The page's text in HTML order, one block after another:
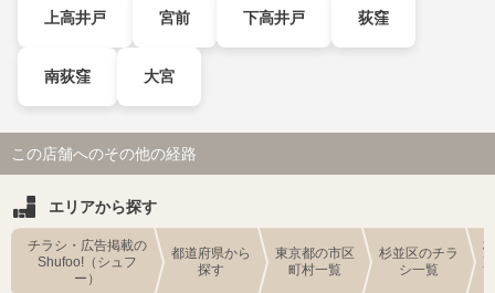
上高井戸 宮前 下高井戸 荻窪
南荻窪 大宮
この店舗へのその他の経路
エリアから探す
チラシ・広告掲載の
Shufoo!（シュフ
ー）
都道府県から
探す
東京都の市区
町村一覧
杉並区のチラ
シ一覧